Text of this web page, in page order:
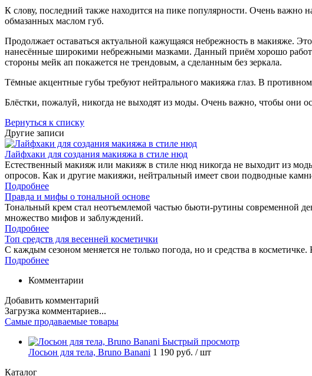
К слову, последний также находится на пике популярности. Очень важно
обмазанных маслом губ.
Продолжает оставаться актуальной кажущаяся небрежность в макияже.
нанесённые широкими небрежными мазками. Данный приём хорошо
стороны мейк ап покажется не трендовым, а сделанным без зеркала.
Тёмные акцентные губы требуют нейтрального макияжа глаз. В
Блёстки, пожалуй, никогда не выходят из моды. Очень важно, чтобы они
Вернуться к списку
Другие записи
Лайфхаки для создания макияжа в стиле нюд
Естественный макияж или макияж в стиле нюд никогда не выходит из
опросов. Как и другие макияжи, нейтральный имеет свои подводные
Подробнее
Правда и мифы о тональной основе
Тональный крем стал неотъемлемой частью бьюти-рутины современной
множество мифов и заблуждений.
Подробнее
Топ средств для весенней косметички
С каждым сезоном меняется не только погода, но и средства в
Подробнее
Комментарии
Добавить комментарий
Загрузка комментариев...
Самые продаваемые товары
Быстрый просмотр
Лосьон для тела, Bruno Banani 1 190 руб. / шт
Каталог